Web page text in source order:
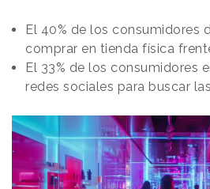
El 40% de los consumidores
comprar en tienda física
El 33% de los consumidores
redes sociales para buscar